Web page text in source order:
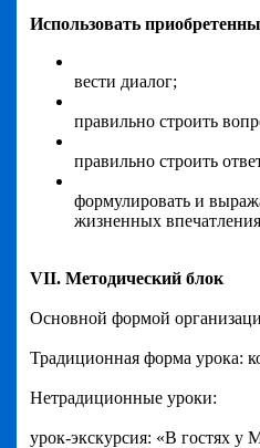
Использовать
вести диалог;
правильно строить
правильно строить
формулировать и
жизненных
VII. Методический блок
Основной формой
Традиционная форма урока:
Нетрадиционные уроки:
урок-экскурсия: «В гостях